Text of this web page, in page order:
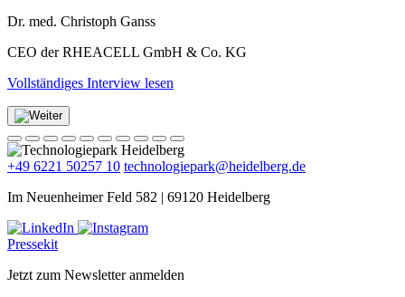
Dr. med. Christoph Ganss
CEO der RHEACELL GmbH & Co. KG
Vollständiges Interview lesen
+49 6221 50257 10 technologiepark@heidelberg.de
Im Neuenheimer Feld 582 | 69120 Heidelberg
Pressekit
Jetzt zum Newsletter anmelden